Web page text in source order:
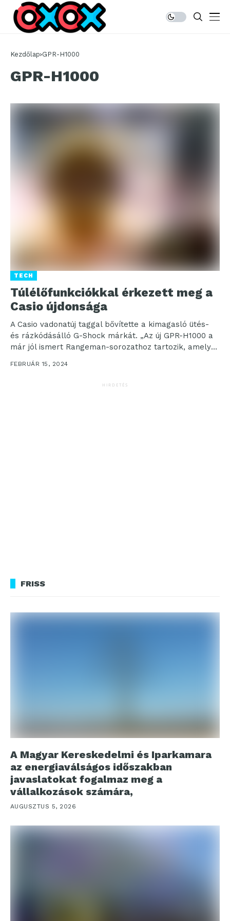
Kezdőlap GPR-H1000
GPR-H1000
TECH
Túlélőfunkciókkal érkezett meg a
Casio újdonsága
A Casio vadonatúj taggal bővítette a kimagasló ütés-
és rázkódásálló G-Shock márkát. „Az új GPR-H1000 a
már jól ismert Rangeman-sorozathoz tartozik, amelyet
olyan...
FEBRUÁR 15, 2024
HIRDETÉS
FRISS
A Magyar Kereskedelmi és Iparkamara
az energiaválságos időszakban
javaslatokat fogalmaz meg a
vállalkozások számára,
AUGUSZTUS 5, 2026